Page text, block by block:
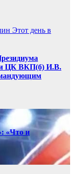
Этот день в
ЦК ВКП(б) И.В.
«Что и